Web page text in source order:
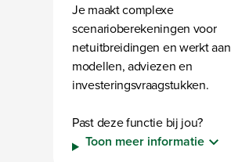
Je maakt complexe
scenarioberekeningen voor
netuitbreidingen en werkt aan
modellen, adviezen en
investeringsvraagstukken.
Past deze functie bij jou?
Toon meer informatie